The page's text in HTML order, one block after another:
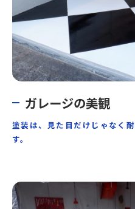
ガレージの美観
塗装は、見た目だけじゃなく
す。